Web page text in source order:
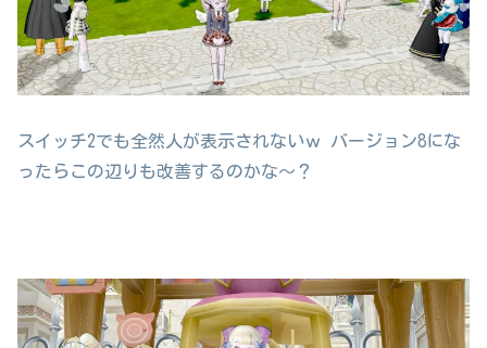
スイッチ2でも全然人が表示されないｗ バージョン8にな
ったらこの辺りも改善するのかな～？